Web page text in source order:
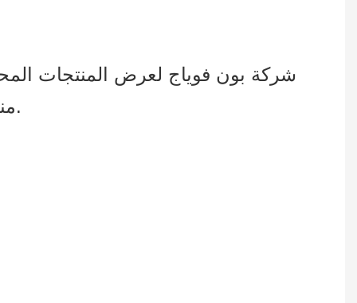
شركة بون فوياج لعرض المنتجات
منذ عام 2008. نحن ملتزمون بتقديم حلول عرض المنتجات بأعلى جودة لعملائنا العالميين.